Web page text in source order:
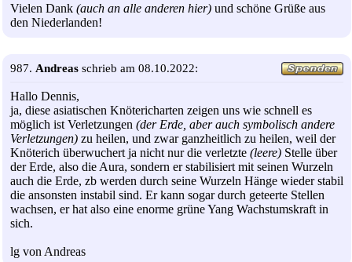
Vielen Dank (auch an alle anderen hier) und schöne Grüße aus
den Niederlanden!
987. Andreas schrieb am 08.10.2022:
Hallo Dennis,
ja, diese asiatischen Knötericharten zeigen uns wie schnell es
möglich ist Verletzungen (der Erde, aber auch symbolisch andere
Verletzungen) zu heilen, und zwar ganzheitlich zu heilen, weil der
Knöterich überwuchert ja nicht nur die verletzte (leere) Stelle über
der Erde, also die Aura, sondern er stabilisiert mit seinen Wurzeln
auch die Erde, zb werden durch seine Wurzeln Hänge wieder stabil
die ansonsten instabil sind. Er kann sogar durch geteerte Stellen
wachsen, er hat also eine enorme grüne Yang Wachstumskraft in
sich.
lg von Andreas